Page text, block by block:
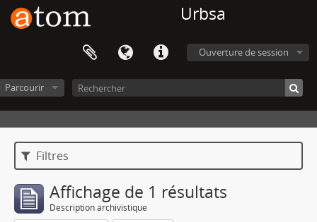
Urbsa
Ouverture de session
Parcourir
Filtres
Affichage de 1 résultats
Description archivistique